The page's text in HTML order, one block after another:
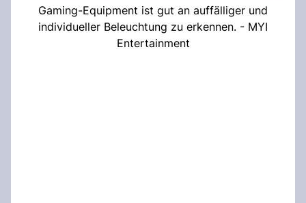
Gaming-Equipment ist gut an auffälliger und
individueller Beleuchtung zu erkennen. - MYI
Entertainment